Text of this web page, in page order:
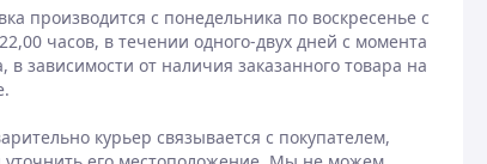
производится с понедельника по воскресенье с
часов, в течении одного-двух дней с момента
в зависимости от наличия заказанного товара на
курьер связывается с покупателем,